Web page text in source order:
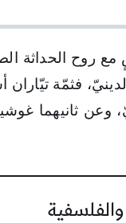
مع روح الحداثة
فثمّة تيّاران
ثانيهما